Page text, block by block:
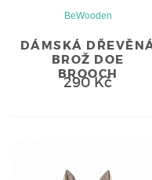
BeWooden
DÁMSKÁ
BROŽ DOE
BROOCH
290 Kč